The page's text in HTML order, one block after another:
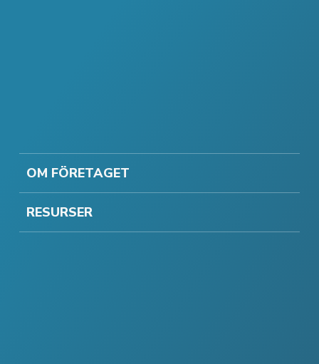
OM FÖRETAGET
RESURSER